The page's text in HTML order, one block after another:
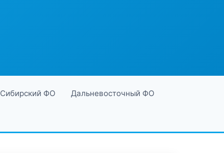
Сибирский ФО Дальневосточный ФО